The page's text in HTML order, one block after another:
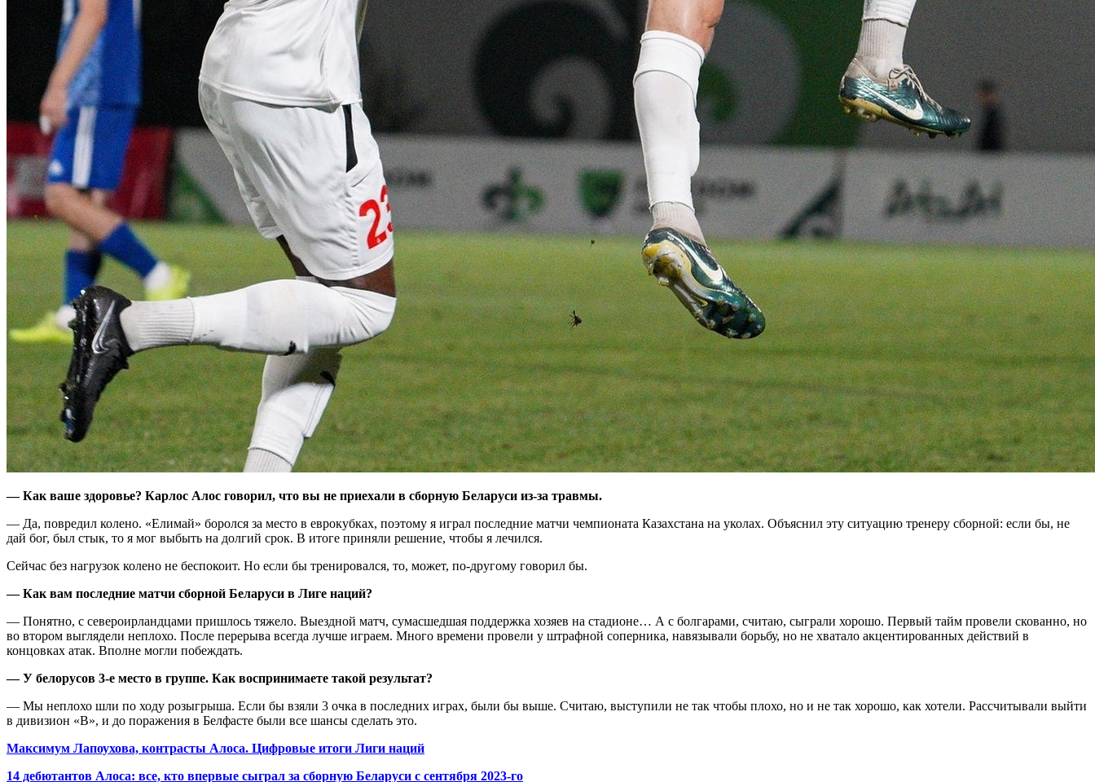
— Как ваше здоровье? Карлос Алос говорил, что вы не приехали в сборную Беларуси из-за травмы.
— Да, повредил колено. «Елимай» боролся за место в еврокубках, поэтому я играл последние матчи чемпионата Казахстана на уколах. Объяснил эту ситуацию тренеру сборной: если бы, не
дай бог, был стык, то я мог выбыть на долгий срок. В итоге приняли решение, чтобы я лечился.
Сейчас без нагрузок колено не беспокоит. Но если бы тренировался, то, может, по-другому говорил бы.
— Как вам последние матчи сборной Беларуси в Лиге наций?
— Понятно, с североирландцами пришлось тяжело. Выездной матч, сумасшедшая поддержка хозяев на стадионе… А с болгарами, считаю, сыграли хорошо. Первый тайм провели скованно, но
во втором выглядели неплохо. После перерыва всегда лучше играем. Много времени провели у штрафной соперника, навязывали борьбу, но не хватало акцентированных действий в
концовках атак. Вполне могли побеждать.
— У белорусов 3-е место в группе. Как воспринимаете такой результат?
— Мы неплохо шли по ходу розыгрыша. Если бы взяли 3 очка в последних играх, были бы выше. Считаю, выступили не так чтобы плохо, но и не так хорошо, как хотели. Рассчитывали выйти
в дивизион «В», и до поражения в Белфасте были все шансы сделать это.
Максимум Лапоухова, контрасты Алоса. Цифровые итоги Лиги наций
14 дебютантов Алоса: все, кто впервые сыграл за сборную Беларуси с сентября 2023-го